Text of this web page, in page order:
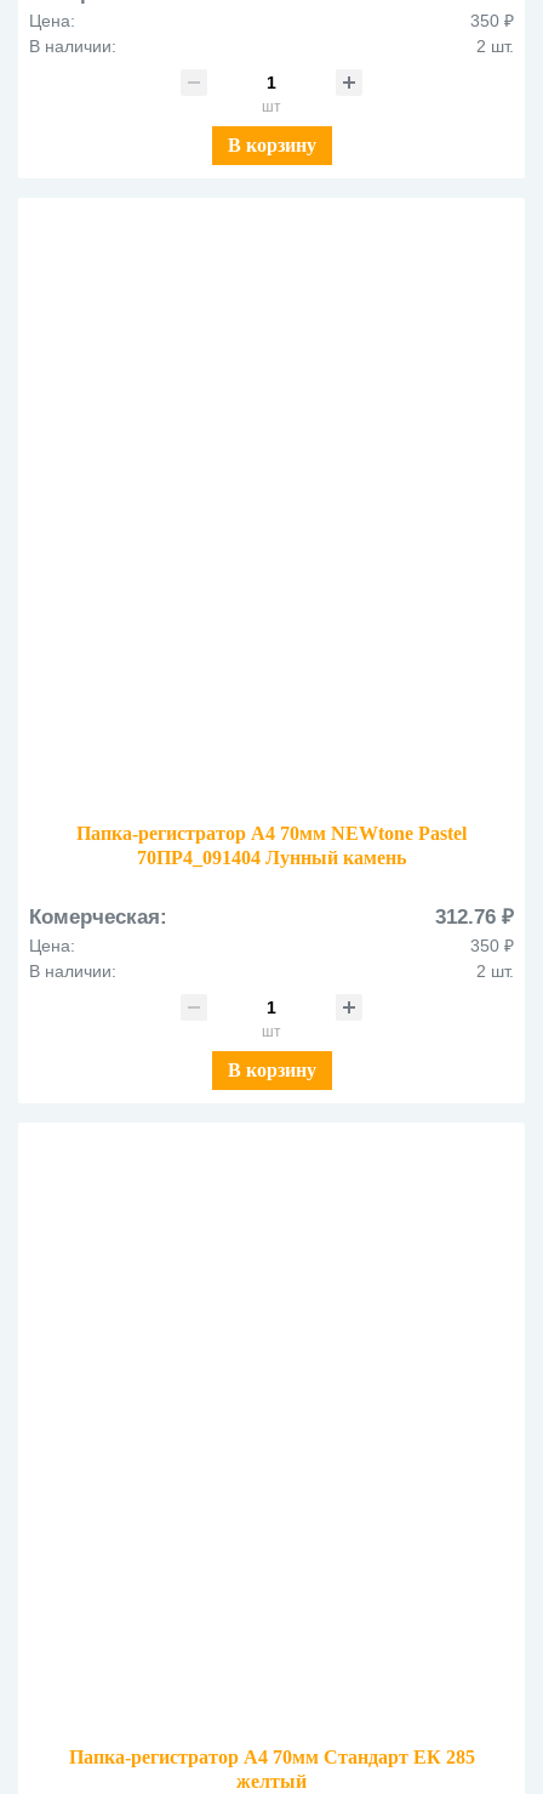
Цена:
350 ₽
В наличии:
2 шт.
шт
В корзину
Папка-регистратор А4 70мм NEWtone Pastel
70ПР4_091404 Лунный камень
Комерческая: 312.76 ₽
Цена:
350 ₽
В наличии:
2 шт.
шт
В корзину
Папка-регистратор А4 70мм Стандарт ЕК 285
желтый